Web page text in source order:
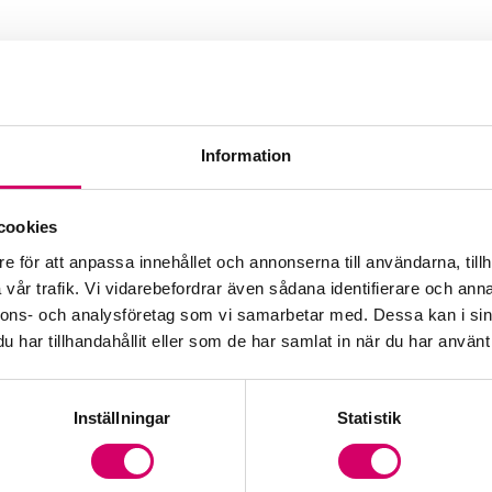
Information
för att anpassa innehållet och annonserna till användarna,
trafik. Vi vidarebefordrar även sådana identifierare och
och analysföretag som vi samarbetar med. Dessa kan i
har tillhandahållit eller som de har samlat in när du har
Inställningar Statistik